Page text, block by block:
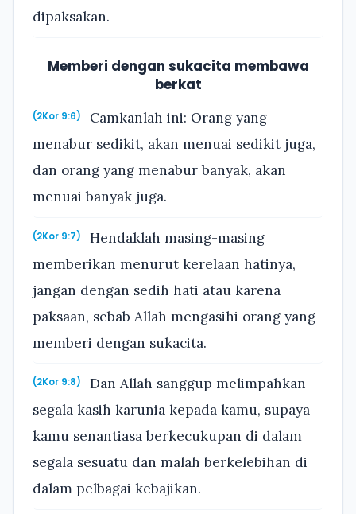
dipaksakan.
Memberi dengan sukacita membawa
berkat
(2Kor 9:6)
Camkanlah ini: Orang yang
menabur sedikit, akan menuai sedikit juga,
dan orang yang menabur banyak, akan
menuai banyak juga.
(2Kor 9:7)
Hendaklah masing-masing
memberikan menurut kerelaan hatinya,
jangan dengan sedih hati atau karena
paksaan, sebab Allah mengasihi orang yang
memberi dengan sukacita.
(2Kor 9:8)
Dan Allah sanggup melimpahkan
segala kasih karunia kepada kamu, supaya
kamu senantiasa berkecukupan di dalam
segala sesuatu dan malah berkelebihan di
dalam pelbagai kebajikan.